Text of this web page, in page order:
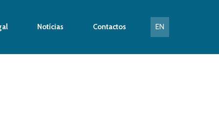
Notícias Contactos EN